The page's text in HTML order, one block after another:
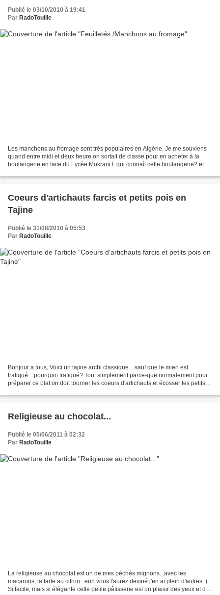
Publié le 03/10/2010 à 19:41
Par RadoTouille
Les manchons au fromage sont très populaires en Algérie. Je me souviens
quand entre midi et deux heure on sortait de classe pour en acheter à la
boulangerie en face du Lycée Mokrani I. qui connaît cette boulangerie? et
Coeurs d'artichauts farcis et petits pois en
Tajine
Publié le 31/08/2010 à 05:53
Par RadoTouille
Bonjour a tous, Voici un tajine archi classique ...sauf que le mien est
trafiqué....pourquoi trafiqué? Tout simplement parce-que normalement pour
préparer ce plat on doit tourner les coeurs d'artichauts et écosser les petits
Religieuse au chocolat...
Publié le 05/06/2011 à 02:32
Par RadoTouille
La religieuse au chocolat est un de mes péchés mignons...avec les
macarons, la tarte au citron...euh vous l'aurez deviné j'en ai plein d'autres :)
Si facile, mais si élégante cette petite pâtisserie est un plaisir des yeux et des